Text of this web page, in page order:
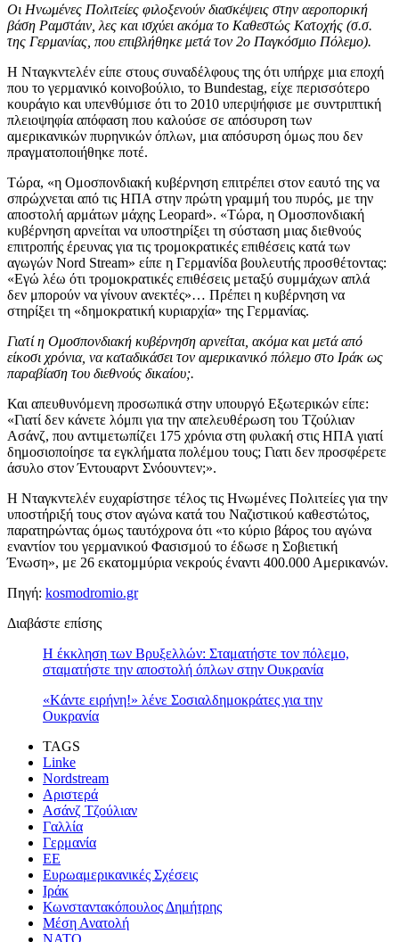
Οι Ηνωμένες Πολιτείες φιλοξενούν διασκέψεις στην αεροπορική
βάση Ραμστάιν, λες και ισχύει ακόμα το Καθεστώς Κατοχής (σ.σ.
της Γερμανίας, που επιβλήθηκε μετά τον 2ο Παγκόσμιο Πόλεμο).
Η Νταγκντελέν είπε στους συναδέλφους της ότι υπήρχε μια εποχή
που το γερμανικό κοινοβούλιο, το Bundestag, είχε περισσότερο
κουράγιο και υπενθύμισε ότι το 2010 υπερψήφισε με συντριπτική
πλειοψηφία απόφαση που καλούσε σε απόσυρση των
αμερικανικών πυρηνικών όπλων, μια απόσυρση όμως που δεν
πραγματοποιήθηκε ποτέ.
Τώρα, «η Ομοσπονδιακή κυβέρνηση επιτρέπει στον εαυτό της να
σπρώχνεται από τις ΗΠΑ στην πρώτη γραμμή του πυρός, με την
αποστολή αρμάτων μάχης Leopard». «Τώρα, η Ομοσπονδιακή
κυβέρνηση αρνείται να υποστηρίξει τη σύσταση μιας διεθνούς
επιτροπής έρευνας για τις τρομοκρατικές επιθέσεις κατά των
αγωγών Nord Stream» είπε η Γερμανίδα βουλευτής προσθέτοντας:
«Εγώ λέω ότι τρομοκρατικές επιθέσεις μεταξύ συμμάχων απλά
δεν μπορούν να γίνουν ανεκτές»… Πρέπει η κυβέρνηση να
στηρίξει τη «δημοκρατική κυριαρχία» της Γερμανίας.
Γιατί η Ομοσπονδιακή κυβέρνηση αρνείται, ακόμα και μετά από
είκοσι χρόνια, να καταδικάσει τον αμερικανικό πόλεμο στο Ιράκ ως
παραβίαση του διεθνούς δικαίου;.
Και απευθυνόμενη προσωπικά στην υπουργό Εξωτερικών είπε:
«Γιατί δεν κάνετε λόμπι για την απελευθέρωση του Τζούλιαν
Ασάνζ, που αντιμετωπίζει 175 χρόνια στη φυλακή στις ΗΠΑ γιατί
δημοσιοποίησε τα εγκλήματα πολέμου τους; Γιατι δεν προσφέρετε
άσυλο στον Έντουαρντ Σνόουντεν;».
Η Νταγκντελέν ευχαρίστησε τέλος τις Ηνωμένες Πολιτείες για την
υποστήριξή τους στον αγώνα κατά του Ναζιστικού καθεστώτος,
παρατηρώντας όμως ταυτόχρονα ότι «το κύριο βάρος του αγώνα
εναντίον του γερμανικού Φασισμού το έδωσε η Σοβιετική
Ένωση», με 26 εκατομμύρια νεκρούς έναντι 400.000 Αμερικανών.
Πηγή: kosmodromio.gr
Διαβάστε επίσης
Η έκκληση των Βρυξελλών: Σταματήστε τον πόλεμο,
σταματήστε την αποστολή όπλων στην Ουκρανία
«Kάντε ειρήνη!» λένε Σοσιαλδημοκράτες για την
Ουκρανία
TAGS
Linke
Nordstream
Αριστερά
Ασάνζ Τζούλιαν
Γαλλία
Γερμανία
ΕΕ
Ευρωαμερικανικές Σχέσεις
Ιράκ
Κωνσταντακόπουλος Δημήτρης
Μέση Ανατολή
ΝΑΤΟ